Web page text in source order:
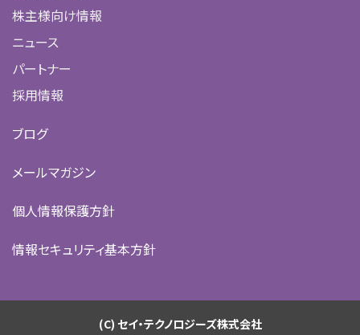
株主様向け情報
ニュース
パートナー
採用情報
ブログ
メールマガジン
個人情報保護方針
情報セキュリティ基本方針
(C) セイ・テクノロジーズ株式会社